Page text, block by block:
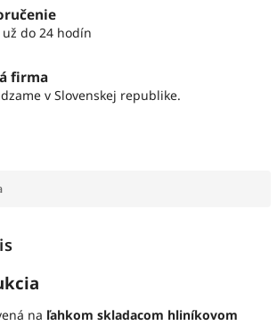
do 24 hodín
firma
v Slovenskej republike.
na ľahkom skladacom hliníkovom